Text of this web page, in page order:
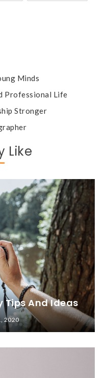
Minds
Professional Life
Stronger
Like
Tips And Ideas
2020